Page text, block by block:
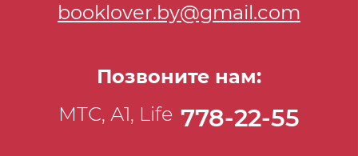
booklover.by@gmail.com
Позвоните нам:
МТС, А1, Life 778-22-55